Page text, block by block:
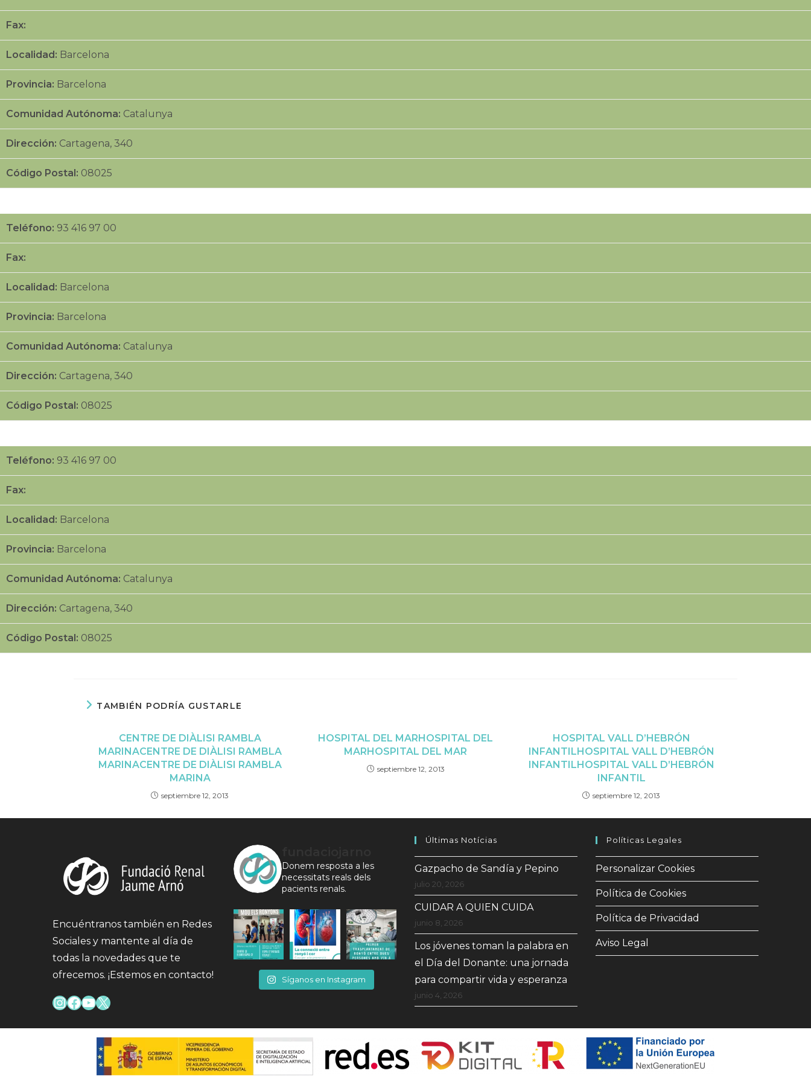
Fax:
Localidad: Barcelona
Provincia: Barcelona
Comunidad Autónoma: Catalunya
Dirección: Cartagena, 340
Código Postal: 08025
Teléfono: 93 416 97 00
Fax:
Localidad: Barcelona
Provincia: Barcelona
Comunidad Autónoma: Catalunya
Dirección: Cartagena, 340
Código Postal: 08025
Teléfono: 93 416 97 00
Fax:
Localidad: Barcelona
Provincia: Barcelona
Comunidad Autónoma: Catalunya
Dirección: Cartagena, 340
Código Postal: 08025
TAMBIÉN PODRÍA GUSTARLE
CENTRE DE DIÀLISI RAMBLA
MARINACENTRE DE DIÀLISI RAMBLA
MARINACENTRE DE DIÀLISI RAMBLA
MARINA
septiembre 12, 2013
HOSPITAL DEL MARHOSPITAL DEL
MARHOSPITAL DEL MAR
septiembre 12, 2013
HOSPITAL VALL D’HEBRÓN
INFANTILHOSPITAL VALL D’HEBRÓN
INFANTILHOSPITAL VALL D’HEBRÓN
INFANTIL
septiembre 12, 2013
Encuéntranos también en Redes
Sociales y mantente al día de
todas la novedades que te
ofrecemos. ¡Estemos en contacto!
Instagram
Facebook
YouTube
X
Donem resposta a les
necessitats reals dels
pacients renals.
Síganos en Instagram
Últimas Notícias
Gazpacho de Sandía y Pepino
julio 20, 2026
CUIDAR A QUIEN CUIDA
junio 8, 2026
Los jóvenes toman la palabra en
el Día del Donante: una jornada
para compartir vida y esperanza
junio 4, 2026
Políticas Legales
Personalizar Cookies
Política de Cookies
Política de Privacidad
Aviso Legal